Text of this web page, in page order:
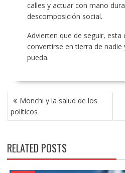
calles y actuar con mano
descomposición social.
Advierten que de seguir, esta
convertirse en tierra de nadie
pueda.
POST
NAVIGATION
Monchi y la salud de los
políticos
RELATED POSTS